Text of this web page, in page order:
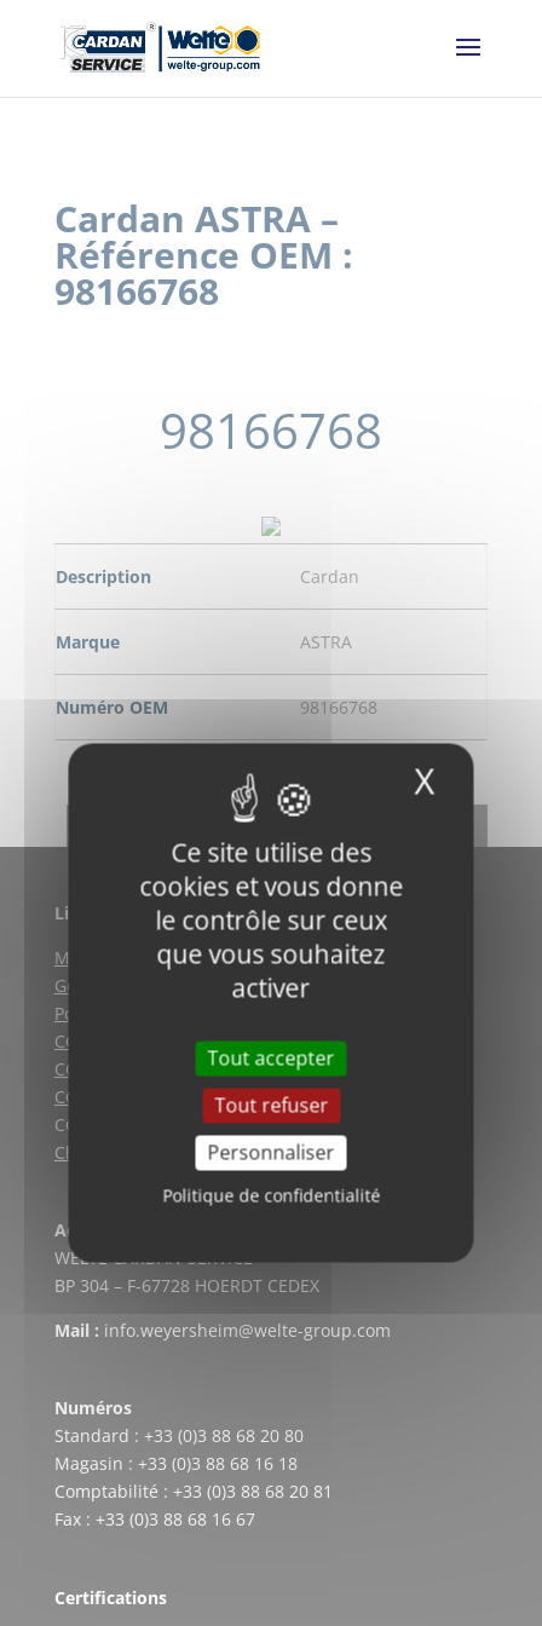
Ce site utilise des
cookies et vous donne
le contrôle sur ceux
que vous souhaitez
activer
Tout accepter
Tout refuser
Personnaliser
Politique de confidentialité
X
Cardan ASTRA –
Référence OEM :
98166768
98166768
Description Cardan
Marque ASTRA
Numéro OEM 98166768
DEMANDE DE RENSEIGNEMENT
RETOUR
Liens utiles
Mentions légales
Gestion des cookies
Politique de confidentialité
CGV (Weyersheim)
CGV (Strasbourg)
CGV (Lyon)
CGV vente en ligne
Charte qualité
Adresse postale
WELTE CARDAN-SERVICE
BP 304 – F-67728 HOERDT CEDEX
Mail : info.weyersheim@welte-group.com
Numéros
Standard : +33 (0)3 88 68 20 80
Magasin : +33 (0)3 88 68 16 18
Comptabilité : +33 (0)3 88 68 20 81
Fax : +33 (0)3 88 68 16 67
Certifications